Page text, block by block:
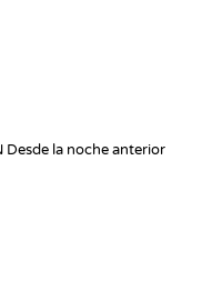
Desde la noche anterior